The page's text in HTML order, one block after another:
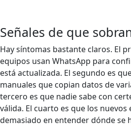
Señales de que
Hay síntomas bastante claros. El
equipos usan WhatsApp para
está actualizada. El segundo es
manuales que copian datos de
tercero es que nadie sabe con
válida. El cuarto es que los
demasiado en entender dónde se